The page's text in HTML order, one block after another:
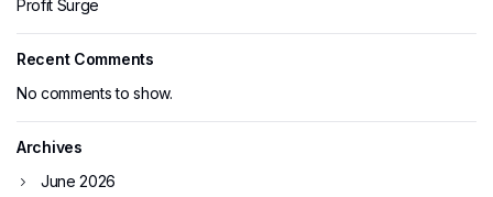
Profit Surge
Recent Comments
No comments to show.
Archives
June 2026